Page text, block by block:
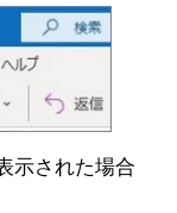
示された場合